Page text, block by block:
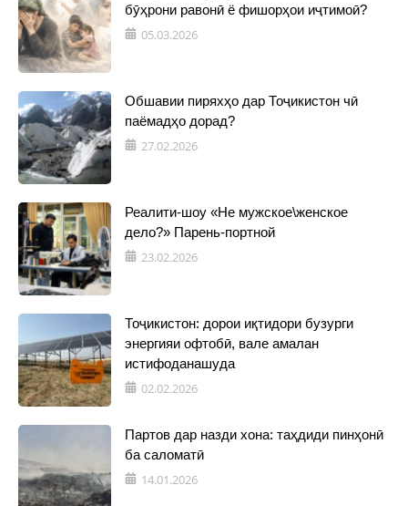
бӯҳрони равонӣ ё фишорҳои иҷтимоӣ?
05.03.2026
Обшавии пиряхҳо дар Тоҷикистон чӣ
паёмадҳо дорад?
27.02.2026
Реалити-шоу «Не мужское\женское
дело?» Парень-портной
23.02.2026
Тоҷикистон: дорои иқтидори бузурги
энергияи офтобӣ, вале амалан
истифоданашуда
02.02.2026
Партов дар назди хона: таҳдиди пинҳонӣ
ба саломатӣ
14.01.2026